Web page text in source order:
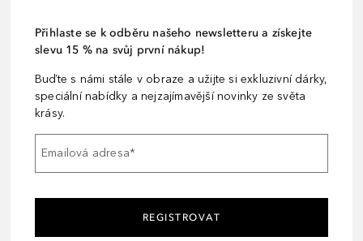
Přihlaste se k odběru našeho newsletteru a získejte
slevu 15 % na svůj první nákup!
Buďte s námi stále v obraze a užijte si exkluzivní dárky,
speciální nabídky a nejzajímavější novinky ze světa
krásy.
Emailová adresa*
REGISTROVAT